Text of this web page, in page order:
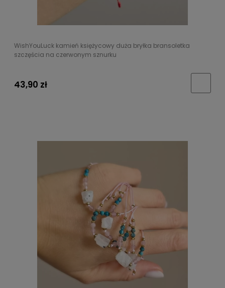
WishYouLuck kamień księżycowy duża bryłka bransoletka
szczęścia na czerwonym sznurku
43,90 zł